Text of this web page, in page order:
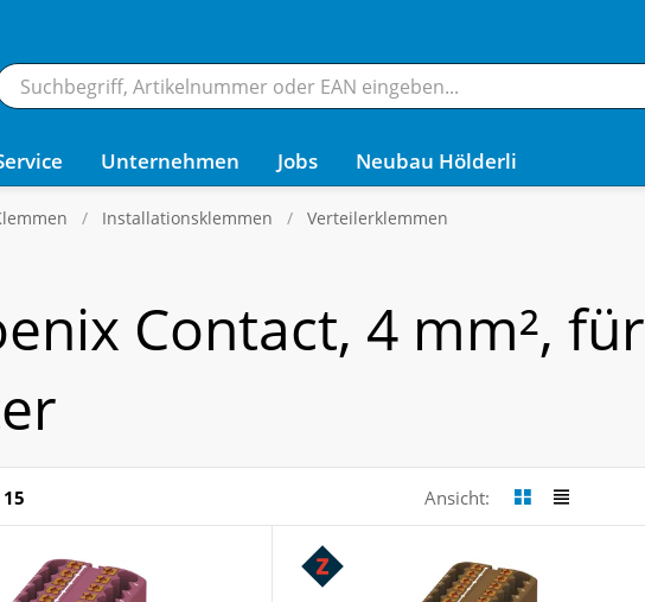
Unternehmen Jobs Neubau Hölderli
Installationsklemmen Verteilerklemmen
Contact, 4 mm², für
15 Ansicht: